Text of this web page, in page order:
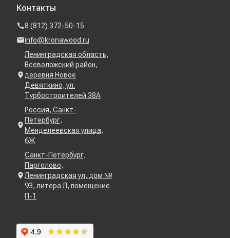
Контакты
8 (812) 372-50-15
info@kronawood.ru
Ленинградская область,
Всеволожский район,
деревня Новое
Девяткино, ул.
Турбостроителей 38А
Россия, Санкт-
Петербург,
Менделеевская улица,
6Ж
Санкт-Петербург,
Парголово,
Ленинградская ул, дом №
93, литера Л, помещение
П-1